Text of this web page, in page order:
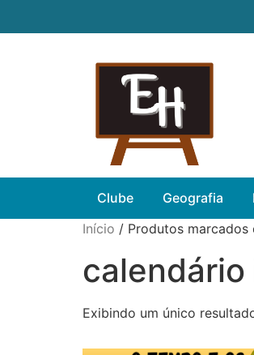
Clube Geografia
Início / Produtos marcados
Exibindo um único